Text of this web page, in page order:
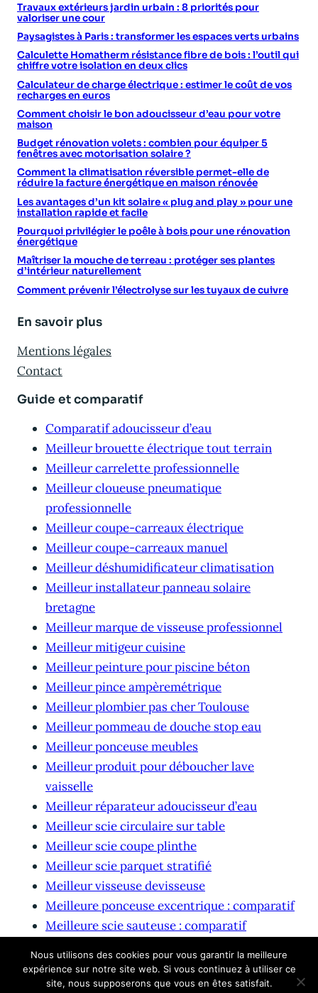
Travaux extérieurs jardin urbain : 8 priorités pour
valoriser une cour
Paysagistes à Paris : transformer les espaces verts urbains
Calculette Homatherm résistance fibre de bois : l’outil qui
chiffre votre isolation en deux clics
Calculateur de charge électrique : estimer le coût de vos
recharges en euros
Comment choisir le bon adoucisseur d’eau pour votre
maison
Budget rénovation volets : combien pour équiper 5
fenêtres avec motorisation solaire ?
Comment la climatisation réversible permet-elle de
réduire la facture énergétique en maison rénovée
Les avantages d’un kit solaire « plug and play » pour une
installation rapide et facile
Pourquoi privilégier le poêle à bois pour une rénovation
énergétique
Maîtriser la mouche de terreau : protéger ses plantes
d’intérieur naturellement
Comment prévenir l’électrolyse sur les tuyaux de cuivre
En savoir plus
Mentions légales
Contact
Guide et comparatif
Comparatif adoucisseur d’eau
Meilleur brouette électrique tout terrain
Meilleur carrelette professionnelle
Meilleur cloueuse pneumatique
professionnelle
Meilleur coupe-carreaux électrique
Meilleur coupe-carreaux manuel
Meilleur déshumidificateur climatisation
Meilleur installateur panneau solaire
bretagne
Meilleur marque de visseuse professionnel
Meilleur mitigeur cuisine
Meilleur peinture pour piscine béton
Meilleur pince ampèremétrique
Meilleur plombier pas cher Toulouse
Meilleur pommeau de douche stop eau
Meilleur ponceuse meubles
Meilleur produit pour déboucher lave
vaisselle
Meilleur réparateur adoucisseur d’eau
Meilleur scie circulaire sur table
Meilleur scie coupe plinthe
Meilleur scie parquet stratifié
Meilleur visseuse devisseuse
Meilleure ponceuse excentrique : comparatif
Meilleure scie sauteuse : comparatif
© 2026 waterproofcaseshop.eu
Nous utilisons des cookies pour vous garantir la meilleure
expérience sur notre site web. Si vous continuez à utiliser ce
site, nous supposerons que vous en êtes satisfait.